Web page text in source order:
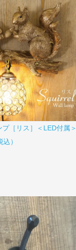
プ［リス］＜LED付属＞
）